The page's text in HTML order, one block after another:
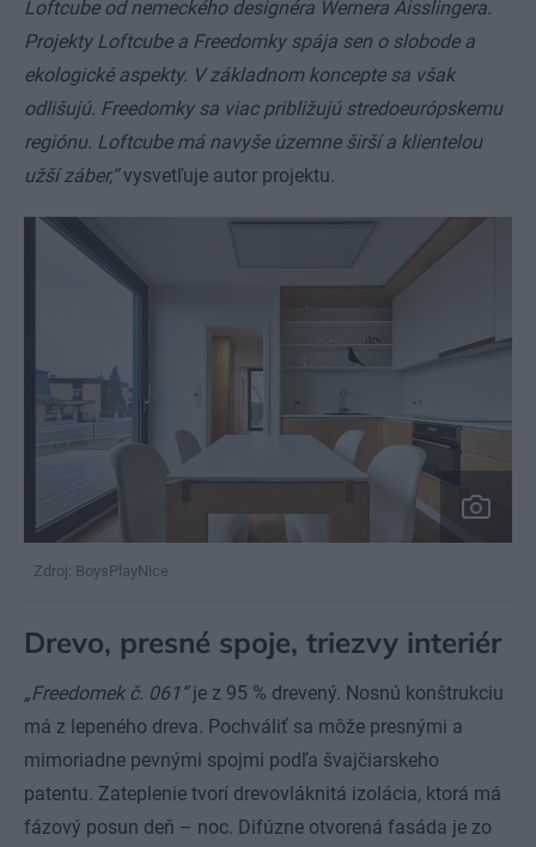
Loftcube od nemeckého designéra Wernera Aisslingera.
Projekty Loftcube a Freedomky spája sen o slobode a
ekologické aspekty. V základnom koncepte sa však
odlišujú. Freedomky sa viac približujú stredoeurópskemu
regiónu. Loftcube má navyše územne širší a klientelou
užší záber,“vysvetľuje autor projektu.
Zdroj: BoysPlayNice
Drevo, presné spoje, triezvy interiér
„Freedomek č. 061“je z 95 % drevený. Nosnú konštrukciu
má z lepeného dreva. Pochváliť sa môže presnými a
mimoriadne pevnými spojmi podľa švajčiarskeho
patentu. Zateplenie tvorí drevovláknitá izolácia, ktorá má
fázový posun deň – noc. Difúzne otvorená fasáda je zo